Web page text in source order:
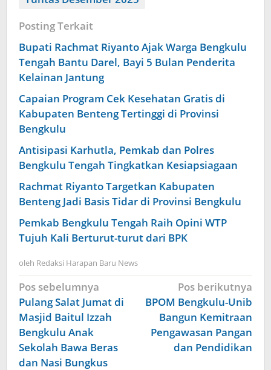
Posting Terkait
Bupati Rachmat Riyanto Ajak Warga Bengkulu
Tengah Bantu Darel, Bayi 5 Bulan Penderita
Kelainan Jantung
Capaian Program Cek Kesehatan Gratis di
Kabupaten Benteng Tertinggi di Provinsi
Bengkulu
Antisipasi Karhutla, Pemkab dan Polres
Bengkulu Tengah Tingkatkan Kesiapsiagaan
Rachmat Riyanto Targetkan Kabupaten
Benteng Jadi Basis Tidar di Provinsi Bengkulu
Pemkab Bengkulu Tengah Raih Opini WTP
Tujuh Kali Berturut-turut dari BPK
oleh Redaksi Harapan Baru News
Navigasi
pos
Pos sebelumnya
Pulang Salat Jumat di
Masjid Baitul Izzah
Bengkulu Anak
Sekolah Bawa Beras
dan Nasi Bungkus
Pos berikutnya
BPOM Bengkulu-Unib
Bangun Kemitraan
Pengawasan Pangan
dan Pendidikan